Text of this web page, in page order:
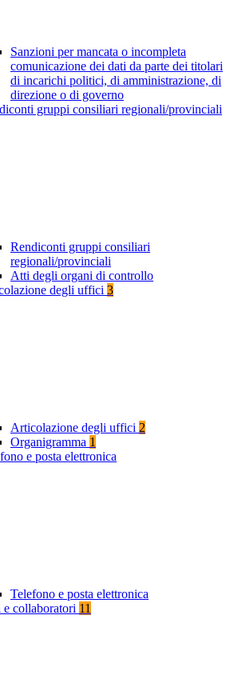
Sanzioni per mancata o incompleta
comunicazione dei dati da parte dei titolari
di incarichi politici, di amministrazione, di
direzione o di governo
gruppi consiliari regionali/provinciali
Rendiconti gruppi consiliari
regionali/provinciali
Atti degli organi di controllo
degli uffici 3
Articolazione degli uffici 2
Organigramma 1
e posta elettronica
Telefono e posta elettronica
e collaboratori 11